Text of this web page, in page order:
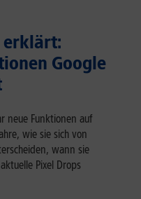
erklärt:
Google
neue Funktionen auf
wie sie sich von
wann sie
Pixel Drops